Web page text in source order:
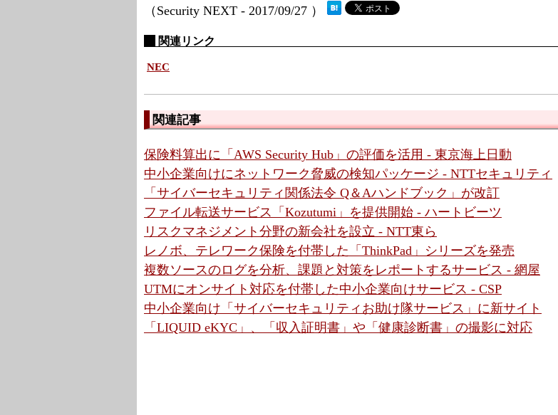
（Security NEXT - 2017/09/27 ）
関連リンク
NEC
関連記事
保険料算出に「AWS Security Hub」の評価を活用 - 東京海上日動
中小企業向けにネットワーク脅威の検知パッケージ - NTTセキュリティ
「サイバーセキュリティ関係法令 Q＆Aハンドブック」が改訂
ファイル転送サービス「Kozutumi」を提供開始 - ハートビーツ
リスクマネジメント分野の新会社を設立 - NTT東ら
レノボ、テレワーク保険を付帯した「ThinkPad」シリーズを発売
複数ソースのログを分析、課題と対策をレポートするサービス - 網屋
UTMにオンサイト対応を付帯した中小企業向けサービス - CSP
中小企業向け「サイバーセキュリティお助け隊サービス」に新サイト
「LIQUID eKYC」、「収入証明書」や「健康診断書」の撮影に対応